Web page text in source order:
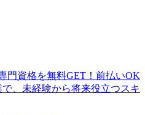
門資格を無料GET！前払いOK
、未経験から将来役立つスキ